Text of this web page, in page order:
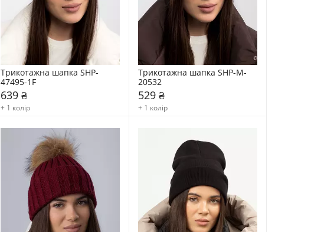
Трикотажна шапка SHP-
47495-1F
639 ₴
+ 1 колір
Трикотажна шапка SHP-M-
20532
529 ₴
+ 1 колір